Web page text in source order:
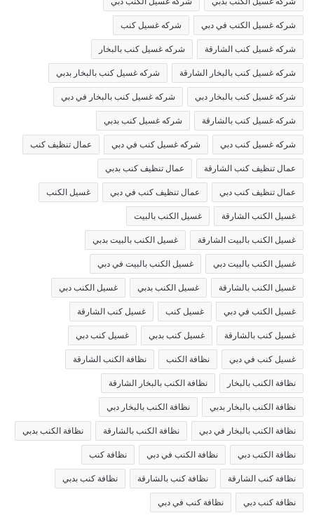
شركه غسيل الكنب في دبي شركه غسيل كنب
شركه غسيل كنب الشارقة شركه غسيل كنب بالبخار
شركه غسيل كنب بالبخار الشارقة شركه غسيل كنب بالبخار بدبي
شركه غسيل كنب بالبخار دبي شركه غسيل كنب بالبخار في دبي
شركه غسيل كنب بالشارقة شركه غسيل كنب بدبي
شركه غسيل كنب دبي شركه غسيل كنب في دبي عمال تنظيف كنب
عمال تنظيف كنب الشارقة عمال تنظيف كنب بدبي
عمال تنظيف كنب دبي عمال تنظيف كنب في دبي غسيل الكنب
غسيل الكنب الشارقة غسيل الكنب بالبيت
غسيل الكنب بالبيت الشارقة غسيل الكنب بالبيت بدبي
غسيل الكنب بالبيت دبي غسيل الكنب بالبيت في دبي
غسيل الكنب بالشارقة غسيل الكنب بدبي غسيل الكنب دبي
غسيل الكنب في دبي غسيل كنب غسيل كنب الشارقة
غسيل كنب بالشارقة غسيل كنب بدبي غسيل كنب دبي
غسيل كنب في دبي نظافة الكنب نظافة الكنب الشارقة
نظافة الكنب بالبخار نظافة الكنب بالبخار الشارقة
نظافة الكنب بالبخار بدبي نظافة الكنب بالبخار دبي
نظافة الكنب بالبخار في دبي نظافة الكنب بالشارقة نظافة الكنب بدبي
نظافة الكنب دبي نظافة الكنب في دبي نظافة كنب
نظافة كنب الشارقة نظافة كنب بالشارقة نظافة كنب بدبي
نظافة كنب دبي نظافة كنب في دبي